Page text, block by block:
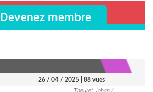
Devenez membre
26 / 04 / 2025
| 88 vues
Theuret Johan /